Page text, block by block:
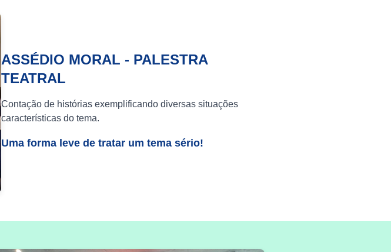
ASSÉDIO MORAL - PALESTRA
TEATRAL
Contação de histórias exemplificando diversas situações
características do tema.
Uma forma leve de tratar um tema sério!